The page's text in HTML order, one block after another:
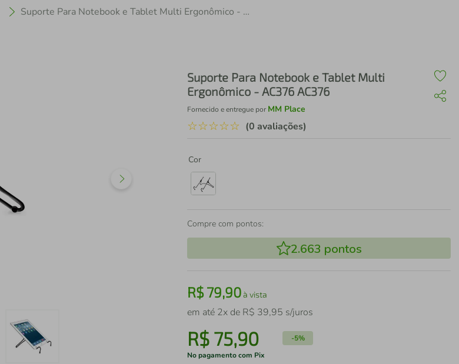
Suporte Para Notebook e Tablet Multi Ergonômico - AC376 AC376
Suporte Para Notebook e Tablet Multi
Ergonômico - AC376 AC376
Fornecido e entregue por MM Place
☆☆☆☆☆ (0 avaliações)
Cor
Compre com pontos:
2.663 pontos
R$79,90à vista
em até 2x de R$ 39,95 s/juros
R$ 75,90 -5%
No pagamento com Pix